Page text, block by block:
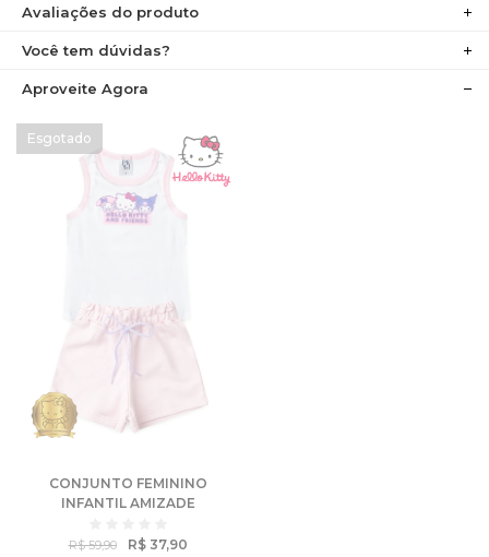
Avaliações do produto
Você tem dúvidas?
Aproveite Agora
CONJUNTO FEMININO
INFANTIL AMIZADE
KITTY
R$ 59,90 R$ 37,90